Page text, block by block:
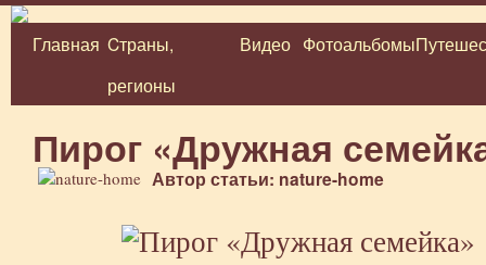
Перейти
Главная Cтраны,
регионы
Видео Фотоальбомы
Пирог «Дружная
Автор статьи: nature-home